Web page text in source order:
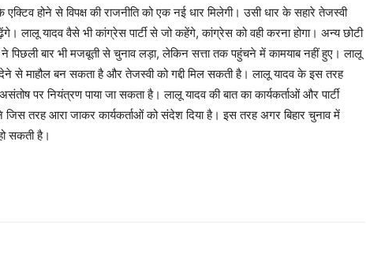
एक्टिव होने से विपक्ष की राजनीति को एक नई धार मिलेगी। उसी धार के सहारे तेजस्वी
यादव वैसे भी कांग्रेस पार्टी से जो कहेंगे, कांग्रेस को वही करना होगा। अन्य छोटी
ने पिछली बार भी मजबूती से चुनाव लड़ा, लेकिन सत्ता तक पहुंचने में कामयाब नहीं हुए। लालू
से माहौल बन सकता है और तेजस्वी को गद्दी मिल सकती है। लालू यादव के इस तरह
पर नियंत्रण पाया जा सकता है। लालू यादव की बात का कार्यकर्ताओं और पार्टी
तरह आरा जाकर कार्यकर्ताओं को संदेश दिया है। इस तरह अगर बिहार चुनाव में
सकती है।